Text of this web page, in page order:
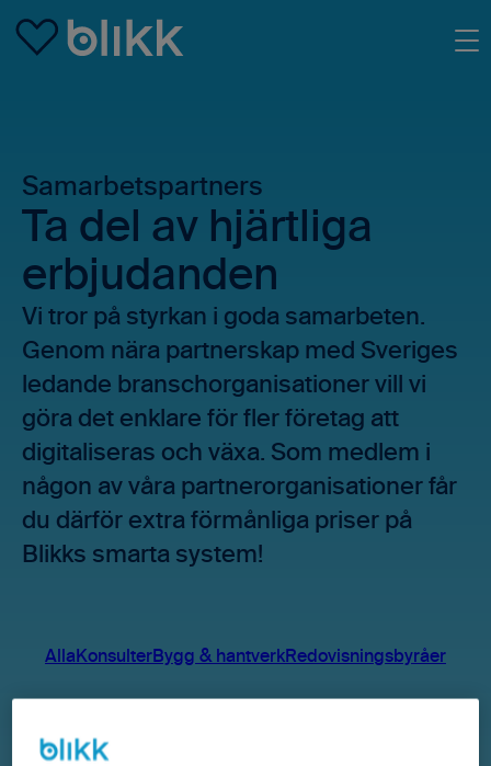
Samarbetspartners
Ta del av hjärtliga
erbjudanden
Vi tror på styrkan i goda samarbeten.
Genom nära partnerskap med Sveriges
ledande branschorganisationer vill vi
göra det enklare för fler företag att
digitaliseras och växa. Som medlem i
någon av våra partnerorganisationer får
du därför extra förmånliga priser på
Blikks smarta system!
Alla KonsulterBygg & hantverkRedovisningsbyråer